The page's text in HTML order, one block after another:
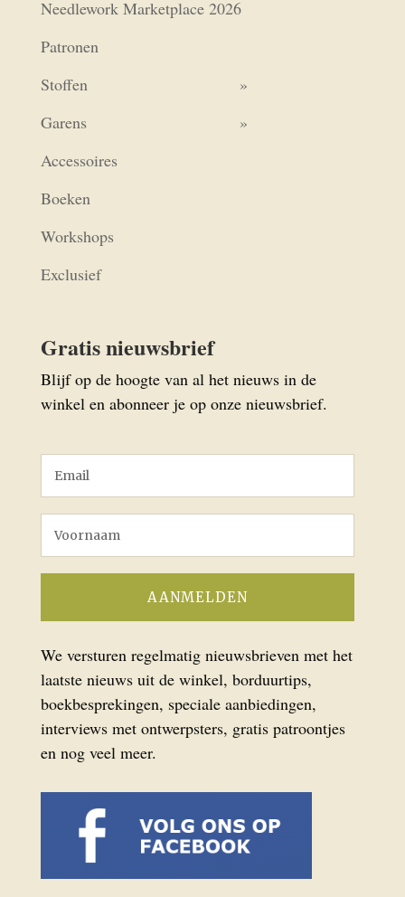
Needlework Marketplace 2026
Patronen
Stoffen
Garens
Accessoires
Boeken
Workshops
Exclusief
Gratis nieuwsbrief
Blijf op de hoogte van al het nieuws in de
winkel en abonneer je op onze nieuwsbrief.
We versturen regelmatig nieuwsbrieven met het
laatste nieuws uit de winkel, borduurtips,
boekbesprekingen, speciale aanbiedingen,
interviews met ontwerpsters, gratis patroontjes
en nog veel meer.